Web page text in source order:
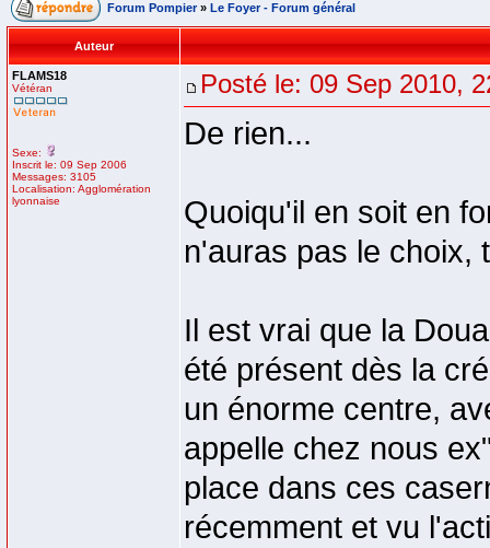
Forum Pompier » Le Foyer - Forum général
Auteur
FLAMS18
Vétéran
Sexe:
Inscrit le: 09 Sep 2006
Messages: 3105
Localisation: Agglomération
lyonnaise
Posté le: 09 Sep 2010,
De rien...
Quoiqu'il en soit en
n'auras pas le choix,
Il est vrai que la
été présent dès la
un énorme centre,
appelle chez nous
place dans ces
récemment et vu